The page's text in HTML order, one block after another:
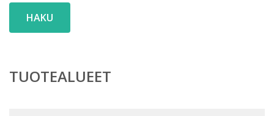
HAKU
TUOTEALUEET